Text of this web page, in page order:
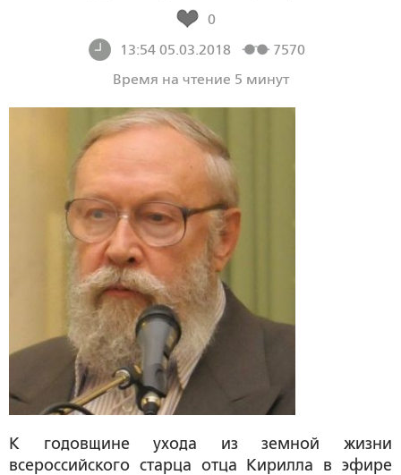
0
13:54 05.03.2018
7570
Время на чтение 5 минут
К годовщине ухода из земной жизни
всероссийского старца отца Кирилла в эфире